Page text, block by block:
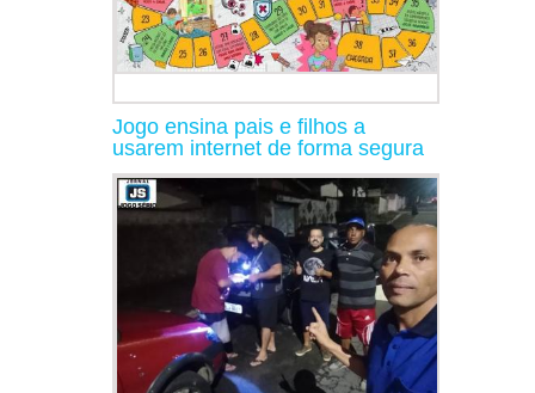
Jogo ensina pais e filhos a
usarem internet de forma segura